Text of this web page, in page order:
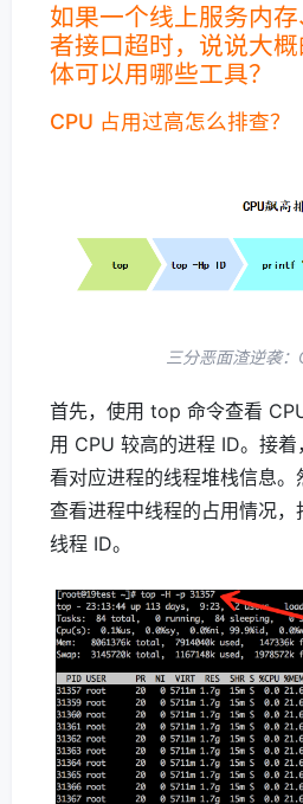
如果一个线上服务内
者接口超时，说说大
体可以用哪些工具？
CPU 占用过高怎么排查？
三分恶面渣逆袭
首先，使用 top 命令查看
用 CPU 较高的进程 ID。接
看对应进程的线程堆栈信息
查看进程中线程的占用情况
线程 ID。